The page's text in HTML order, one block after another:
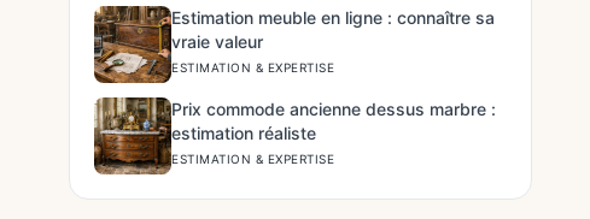
Estimation meuble en ligne : connaître sa
vraie valeur
ESTIMATION & EXPERTISE
Prix commode ancienne dessus marbre :
estimation réaliste
ESTIMATION & EXPERTISE